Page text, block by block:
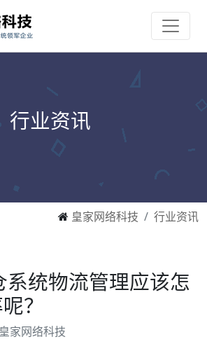
行业资讯
皇家网络科技 行业资讯
统物流管理应该怎
？
皇家网络科技